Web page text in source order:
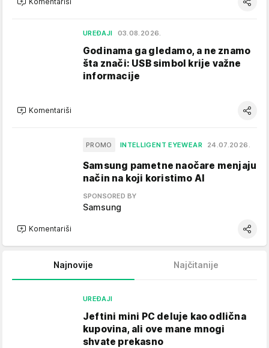
UREĐAJI 03.08.2026.
Godinama ga gledamo, a ne znamo
šta znači: USB simbol krije važne
informacije
Komentariši
PROMO INTELLIGENT EYEWEAR 24.07.2026.
Samsung pametne naočare menjaju
način na koji koristimo AI
SPONSORED BY
Samsung
Komentariši
Najnovije Najčitanije
UREĐAJI
Jeftini mini PC deluje kao odlična
kupovina, ali ove mane mnogi
shvate prekasno